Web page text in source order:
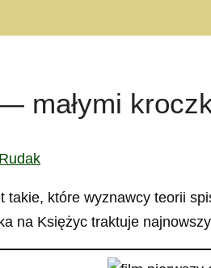
małymi
takie, które wyznawcy teorii
na Księżyc traktuje